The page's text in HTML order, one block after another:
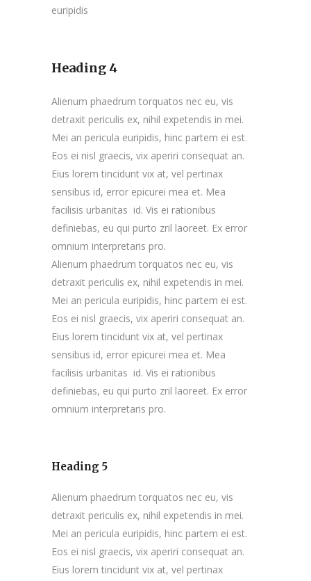
euripidis
Heading 4
Alienum phaedrum torquatos nec eu, vis
detraxit periculis ex, nihil expetendis in mei.
Mei an pericula euripidis, hinc partem ei est.
Eos ei nisl graecis, vix aperiri consequat an.
Eius lorem tincidunt vix at, vel pertinax
sensibus id, error epicurei mea et. Mea
facilisis urbanitas id. Vis ei rationibus
definiebas, eu qui purto zril laoreet. Ex error
omnium interpretaris pro.
Alienum phaedrum torquatos nec eu, vis
detraxit periculis ex, nihil expetendis in mei.
Mei an pericula euripidis, hinc partem ei est.
Eos ei nisl graecis, vix aperiri consequat an.
Eius lorem tincidunt vix at, vel pertinax
sensibus id, error epicurei mea et. Mea
facilisis urbanitas id. Vis ei rationibus
definiebas, eu qui purto zril laoreet. Ex error
omnium interpretaris pro.
Heading 5
Alienum phaedrum torquatos nec eu, vis
detraxit periculis ex, nihil expetendis in mei.
Mei an pericula euripidis, hinc partem ei est.
Eos ei nisl graecis, vix aperiri consequat an.
Eius lorem tincidunt vix at, vel pertinax